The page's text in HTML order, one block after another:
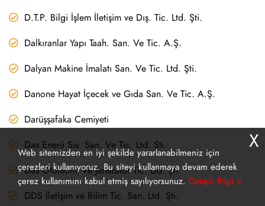
D.T.P. Bilgi İşlem İletişim ve Dış. Tic. Ltd. Şti.
Dalkıranlar Yapı Taah. San. Ve Tic. A.Ş.
Dalyan Makine İmalatı San. Ve Tic. Ltd. Şti.
Danone Hayat İçecek ve Gıda San. Ve Tic. A.Ş.
Darüşşafaka Cemiyeti
Das Enerji Sis. San. Ve Tic. Ltd. Şti.
Das Otomotiv Ve Jeneratör Tic. Ltd. Şti.
DDS İletişim ve Bilim Tic. San. Ltd. Şti.
Web sitemizden en iyi şekilde yararlanabilmeniz için
çerezleri kullanıyoruz. Bu siteyi kullanmaya devam ederek
çerez kullanımını kabul etmiş sayılıyorsunuz. Detaylı Bilgi >
X